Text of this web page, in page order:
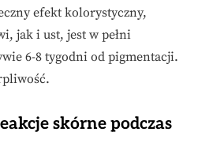
efekt kolorystyczny,
jak i ust, jest w pełni
6-8 tygodni od pigmentacji.
skórne podczas